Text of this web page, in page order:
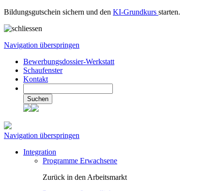
Bildungsgutschein sichern und den KI-Grundkurs starten.
Navigation überspringen
Bewerbungsdossier-Werkstatt
Schaufenster
Kontakt
Suchen
Navigation überspringen
Integration
Programme Erwachsene
Zurück in den Arbeitsmarkt